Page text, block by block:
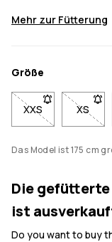
Mehr zur Fütterung
Größe
XXS- Größe XXS
XS
-
Das Model ist 175 cm
Die
ist
Do you want to buy